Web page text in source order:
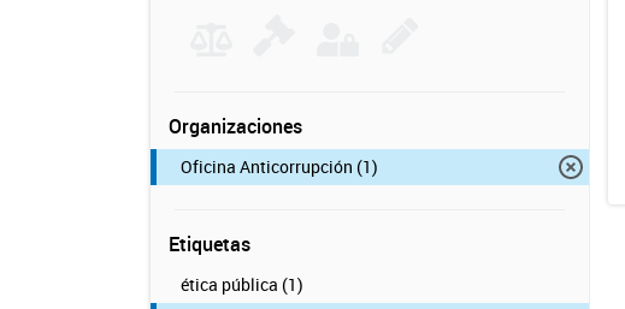
Organizaciones
Oficina Anticorrupción (1)
Etiquetas
ética pública (1)